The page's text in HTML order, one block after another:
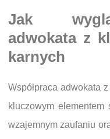
Jak
adwokata z
karnych
Współpraca adwokata
kluczowym
wzajemnym zaufaniu